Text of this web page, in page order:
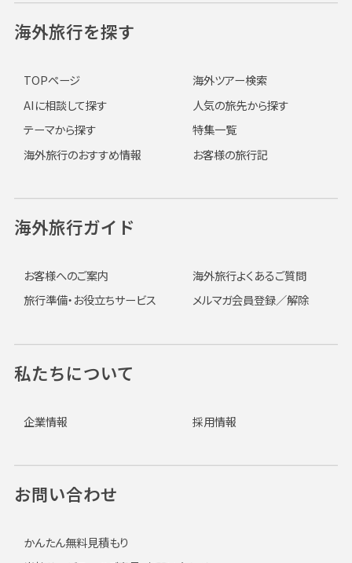
海外旅行を探す
TOPページ
海外ツアー検索
AIに相談して探す
人気の旅先から探す
テーマから探す
特集一覧
海外旅行のおすすめ情報
お客様の旅行記
海外旅行ガイド
お客様へのご案内
海外旅行よくあるご質問
旅行準備・お役立ちサービス
メルマガ会員登録／解除
私たちについて
企業情報 採用情報
お問い合わせ
かんたん無料見積もり